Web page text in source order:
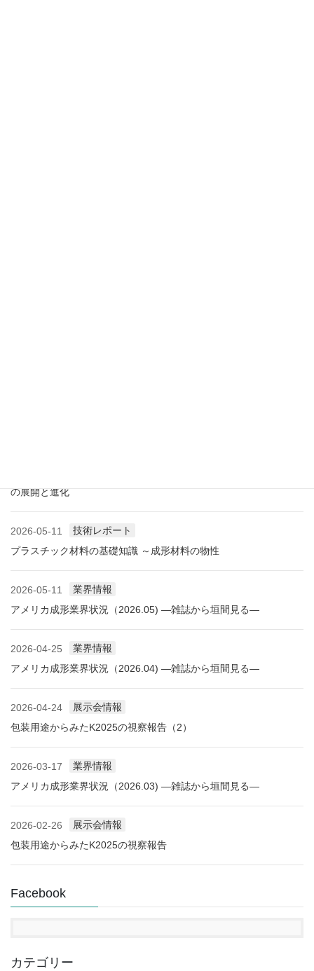
の展開と進化
2026-05-11
技術レポート
プラスチック材料の基礎知識 ～成形材料の物性
2026-05-11
業界情報
アメリカ成形業界状況（2026.05) ―雑誌から垣間見る―
2026-04-25
業界情報
アメリカ成形業界状況（2026.04) ―雑誌から垣間見る―
2026-04-24
展示会情報
包装用途からみたK2025の視察報告（2）
2026-03-17
業界情報
アメリカ成形業界状況（2026.03) ―雑誌から垣間見る―
2026-02-26
展示会情報
包装用途からみたK2025の視察報告
Facebook
カテゴリー